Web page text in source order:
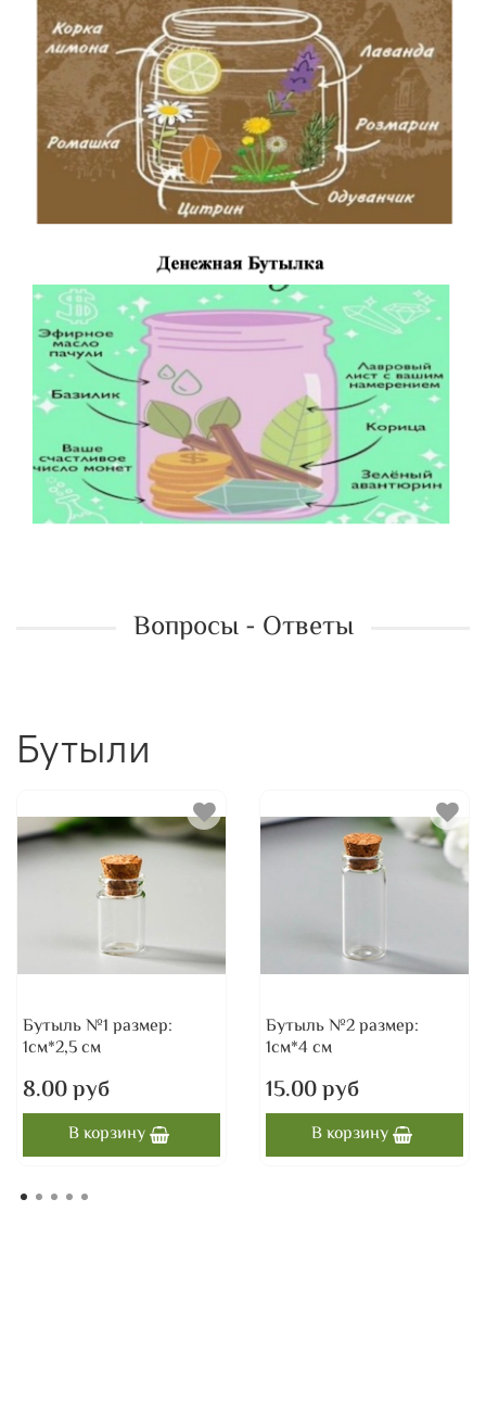
Вопросы - Ответы
Бутыли
Бутыль №1 размер:
1см*2,5 см
8.00 руб
В корзину
Бутыль №2 размер:
1см*4 см
15.00 руб
В корзину